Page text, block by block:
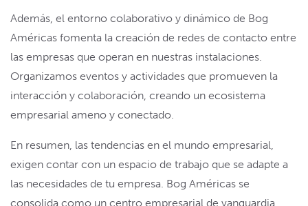
Además, el entorno colaborativo y dinámico de Bog
Américas fomenta la creación de redes de contacto entre
las empresas que operan en nuestras instalaciones.
Organizamos eventos y actividades que promueven la
interacción y colaboración, creando un ecosistema
empresarial ameno y conectado.
En resumen, las tendencias en el mundo empresarial,
exigen contar con un espacio de trabajo que se adapte a
las necesidades de tu empresa. Bog Américas se
consolida como un centro empresarial de vanguardia,